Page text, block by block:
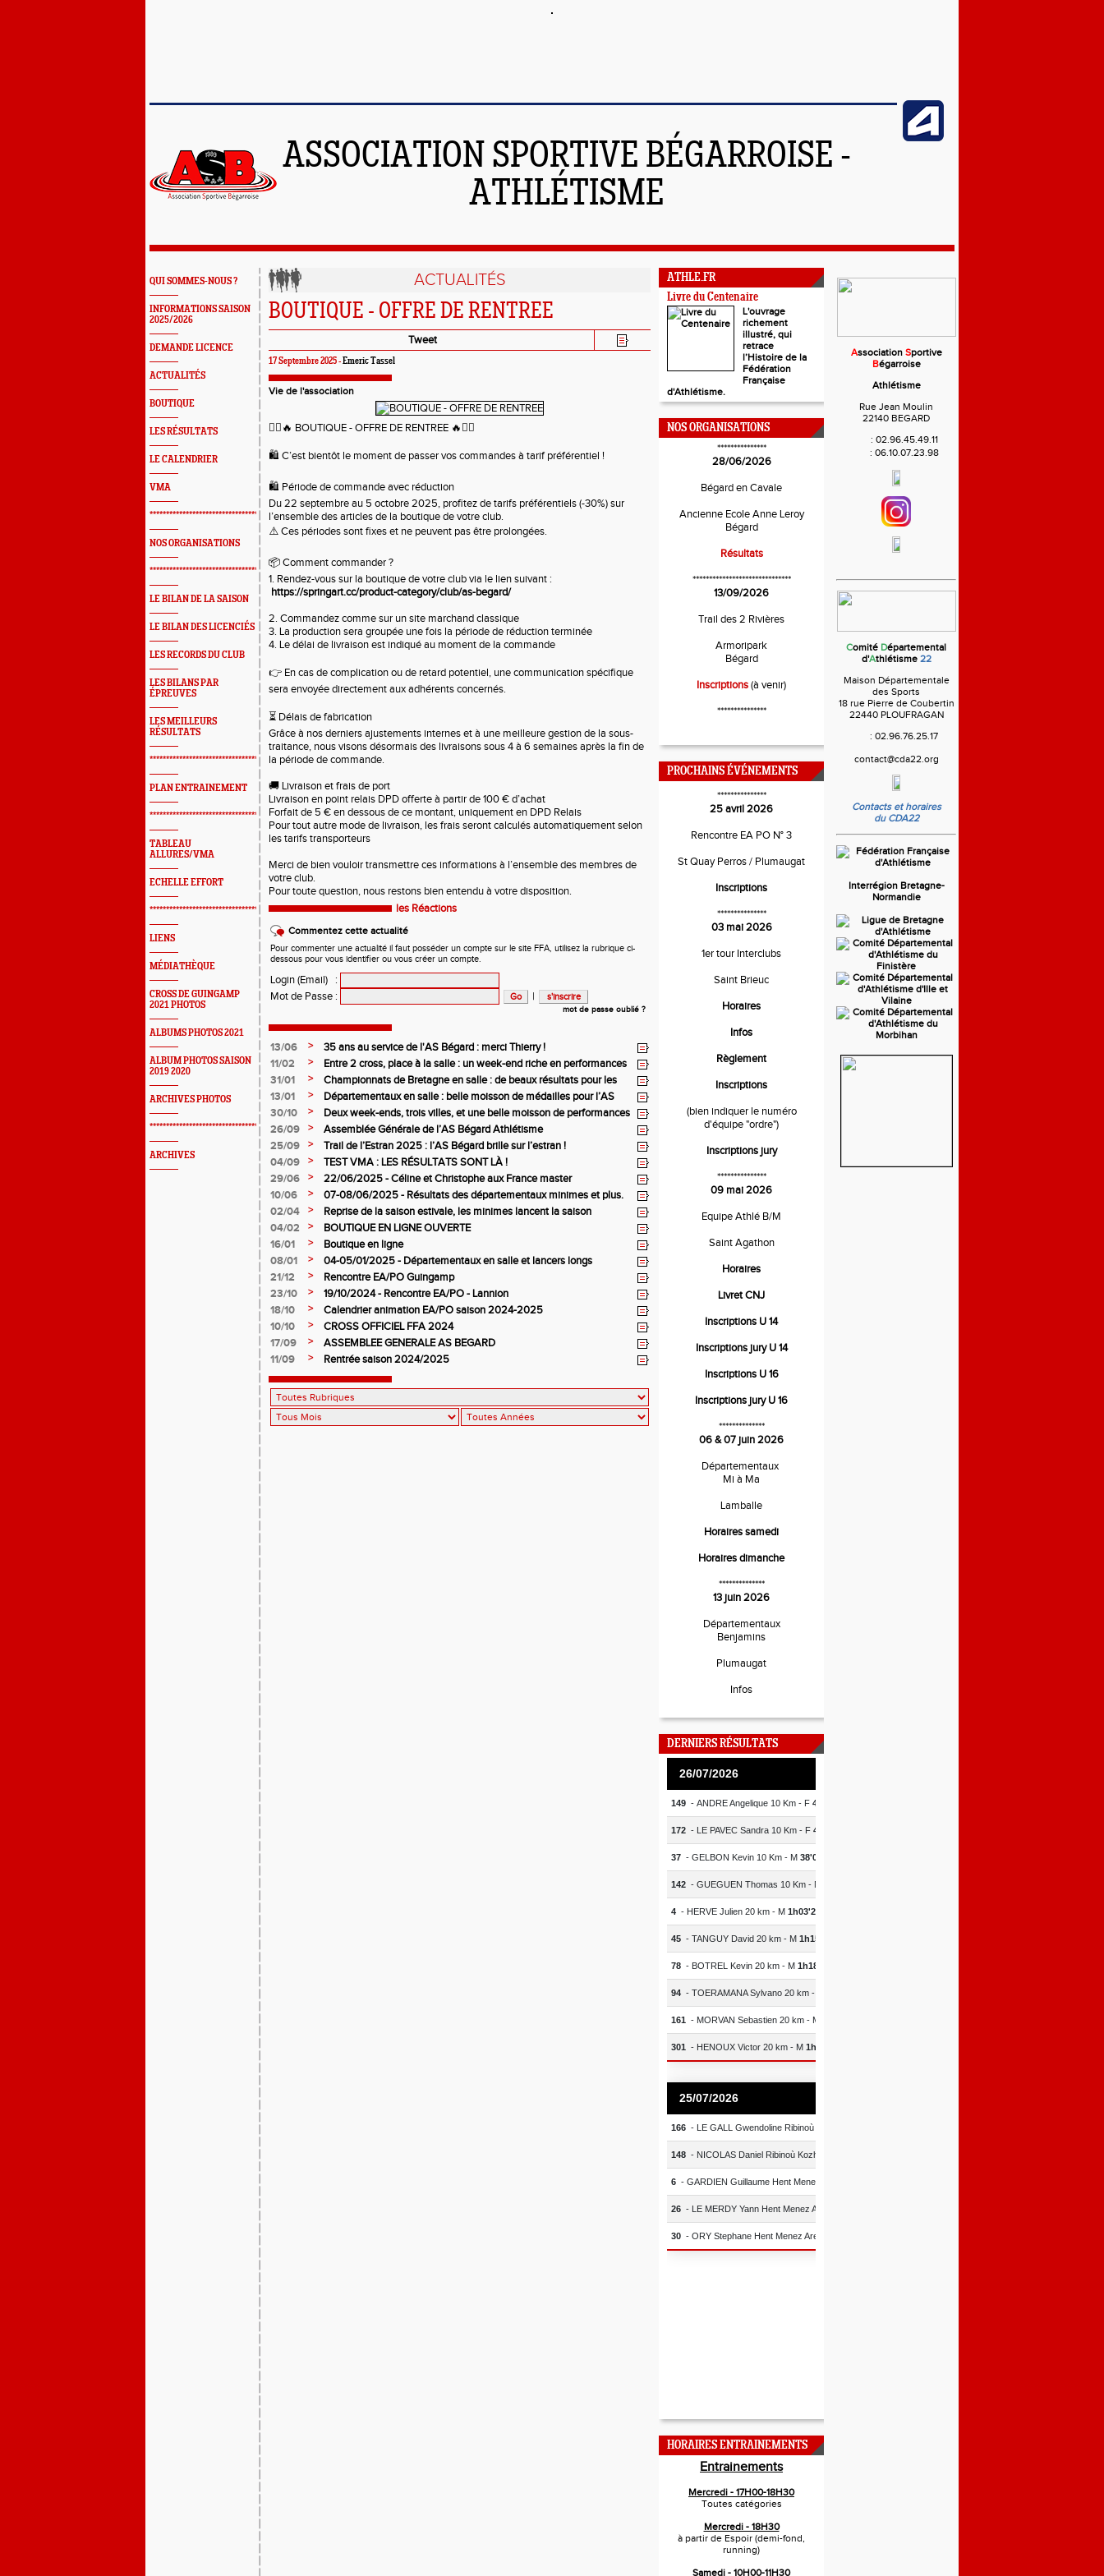
ASSOCIATION SPORTIVE BÉGARROISE -
ATHLÉTISME
QUI SOMMES-NOUS ?
INFORMATIONS SAISON
2025/2026
DEMANDE LICENCE
ACTUALITÉS
BOUTIQUE
LES RÉSULTATS
LE CALENDRIER
VMA
*************************************************
NOS ORGANISATIONS
*************************************************
LE BILAN DE LA SAISON
LE BILAN DES LICENCIÉS
LES RECORDS DU CLUB
LES BILANS PAR
ÉPREUVES
LES MEILLEURS
RÉSULTATS
*************************************************
PLAN ENTRAINEMENT
*************************************************
TABLEAU
ALLURES/VMA
ECHELLE EFFORT
*************************************************
LIENS
MÉDIATHÈQUE
CROSS DE GUINGAMP
2021 PHOTOS
ALBUMS PHOTOS 2021
ALBUM PHOTOS SAISON
2019 2020
ARCHIVES PHOTOS
*************************************************
ARCHIVES
ACTUALITÉS
BOUTIQUE - OFFRE DE RENTREE
Tweet
17 Septembre 2025 -Emeric Tassel
Vie de l'association
🏃‍♂️🔥 BOUTIQUE - OFFRE DE RENTREE 🔥🏃‍♀️
🛍️ C’est bientôt le moment de passer vos commandes à tarif préférentiel !
🛍️ Période de commande avec réduction
Du 22 septembre au 5 octobre 2025, profitez de tarifs préférentiels (-30%) sur
l’ensemble des articles de la boutique de votre club.
⚠️ Ces périodes sont fixes et ne peuvent pas être prolongées.
📦 Comment commander ?
1. Rendez-vous sur la boutique de votre club via le lien suivant :
https://springart.cc/product-category/club/as-begard/
2. Commandez comme sur un site marchand classique
3. La production sera groupée une fois la période de réduction terminée
4. Le délai de livraison est indiqué au moment de la commande
👉 En cas de complication ou de retard potentiel, une communication spécifique
sera envoyée directement aux adhérents concernés.
⏳ Délais de fabrication
Grâce à nos derniers ajustements internes et à une meilleure gestion de la sous-
traitance, nous visons désormais des livraisons sous 4 à 6 semaines après la fin de
la période de commande.
🚚 Livraison et frais de port
Livraison en point relais DPD offerte à partir de 100 € d’achat
Forfait de 5 € en dessous de ce montant, uniquement en DPD Relais
Pour tout autre mode de livraison, les frais seront calculés automatiquement selon
les tarifs transporteurs
Merci de bien vouloir transmettre ces informations à l’ensemble des membres de
votre club.
Pour toute question, nous restons bien entendu à votre disposition.
les Réactions
Commentez cette actualité
Pour commenter une actualité il faut posséder un compte sur le site FFA, utilisez la rubrique ci-
dessous pour vous identifier ou vous créer un compte.
Login (Email)
:
Mot de Passe : |
mot de passe oublié ?
13/06 >
35 ans au service de l'AS Bégard : merci Thierry !
11/02
>
Entre 2 cross, place à la salle : un week-end riche en performances
31/01
>
Championnats de Bretagne en salle : de beaux résultats pour les
juniors filles de l’AS Bégard Athlétisme
13/01 >
Départementaux en salle : belle moisson de médailles pour l’AS
Bégard Athlétisme
30/10 >
Deux week-ends, trois villes, et une belle moisson de performances
pour l’AS Bégard !
26/09 >
Assemblée Générale de l’AS Bégard Athlétisme
25/09
>
Trail de l’Estran 2025 : l’AS Bégard brille sur l’estran !
04/09
>
TEST VMA : LES RÉSULTATS SONT LÀ !
29/06
>
22/06/2025 - Céline et Christophe aux France master
10/06
>
07-08/06/2025 - Résultats des départementaux minimes et plus.
02/04
>
Reprise de la saison estivale, les minimes lancent la saison
04/02
>
BOUTIQUE EN LIGNE OUVERTE
16/01
>
Boutique en ligne
08/01
>
04-05/01/2025 - Départementaux en salle et lancers longs
21/12
>
Rencontre EA/PO Guingamp
23/10
>
19/10/2024 - Rencontre EA/PO - Lannion
18/10
>
Calendrier animation EA/PO saison 2024-2025
10/10
>
CROSS OFFICIEL FFA 2024
17/09
>
ASSEMBLEE GENERALE AS BEGARD
11/09
> Rentrée saison 2024/2025
ATHLE.FR
Livre du Centenaire
L'ouvrage
richement
illustré, qui
retrace
l’Histoire de la
Fédération
Française
d'Athlétisme.
NOS ORGANISATIONS
***************
28/06/2026
Bégard en Cavale
Ancienne Ecole Anne Leroy
Bégard
Résultats
******************************
13/09/2026
Trail des 2 Rivières
Armoripark
Bégard
Inscriptions(à venir)
***************
PROCHAINS ÉVÉNEMENTS
***************
25 avril 2026
Rencontre EA PO N° 3
St Quay Perros / Plumaugat
Inscriptions
***************
03 mai 2026
1er tour Interclubs
Saint Brieuc
Horaires
Infos
Règlement
Inscriptions
(bien indiquer le numéro
d'équipe "ordre")
Inscriptions jury
***************
09 mai 2026
Equipe Athlé B/M
Saint Agathon
Horaires
Livret CNJ
Inscriptions U 14
Inscriptions jury U 14
Inscriptions U 16
Inscriptions jury U 16
**************
06 & 07 juin 2026
Départementaux
Mi à Ma
Lamballe
Horaires samedi
Horaires dimanche
**************
13 juin 2026
Départementaux
Benjamins
Plumaugat
Infos
DERNIERS RÉSULTATS
HORAIRES ENTRAINEMENTS
Entrainements
Mercredi - 17H00-18H30
Toutes catégories
Mercredi - 18H30
à partir de Espoir (demi-fond,
running)
Samedi - 10H00-11H30
Association Sportive
Bégarroise
Athlétisme
Rue Jean Moulin
22140 BEGARD
: 02.96.45.49.11
: 06.10.07.23.98
Comité Départemental
d'Athlétisme 22
Maison Départementale
des Sports
18 rue Pierre de Coubertin
22440 PLOUFRAGAN
: 02.96.76.25.17
contact@cda22.org
Contacts et horaires
du CDA22
Interrégion Bretagne-
Normandie